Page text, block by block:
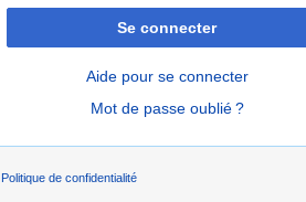
Se connecter
Aide pour se connecter
Mot de passe oublié ?
Politique de confidentialité